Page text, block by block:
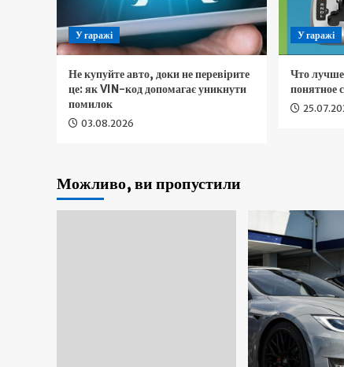
У гаражі
Не купуйте авто, доки не перевірите
це: як VIN-код допомагає уникнути
помилок
03.08.2026
У гаражі
Что
понятное
Можливо, ви пропустили